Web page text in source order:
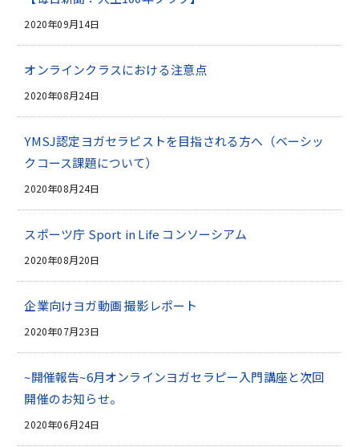
2020年09月14日
オンラインクラスにおける注意点
2020年08月24日
YMSJ認定ヨガセラピストを目指される方へ（ベーシッ
クコース課題について）
2020年08月24日
スポーツ庁 Sport in Life コンソーシアム
2020年08月20日
企業向けヨガ動画 撮影レポート
2020年07月23日
~開催報告~6月オンラインヨガセラピー入門講座と次回
開催のお知らせ。
2020年06月24日